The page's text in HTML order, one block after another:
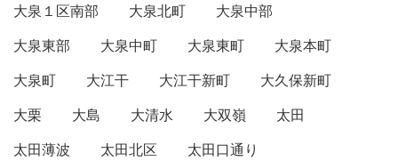
大泉１区南部
大泉北町
大泉中部
大泉東部
大泉中町 大泉東町
大泉本町
大泉町
大江干 大江干新町
大久保新町
大栗
大島 大清水 大双嶺
太田
太田薄波
太田北区
太田口通り